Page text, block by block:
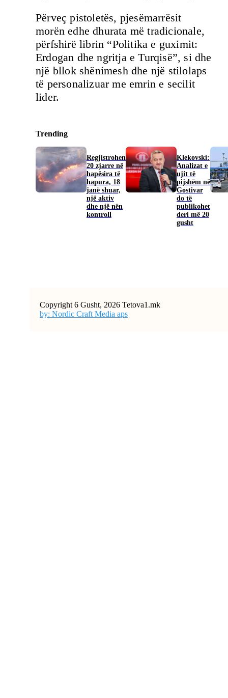
Përveç pistoletës, pjesëmarrësit
morën edhe dhurata më tradicionale,
përfshirë librin “Politika e guximit:
Erdogan dhe ngritja e Turqisë”, si dhe
një bllok shënimesh dhe një stilolaps
të personalizuar me emrin e secilit
lider.
Trending
Regjistrohen
20 zjarre në
hapësira të
hapura, 18
janë shuar,
një aktiv
dhe një nën
kontroll
Klekovski:
Analizat e
ujit të
pijshëm në
Gostivar
do të
publikohet
deri më 20
gusht
Copyright 6 Gusht, 2026 Tetova1.mk
by: Nordic Craft Media aps